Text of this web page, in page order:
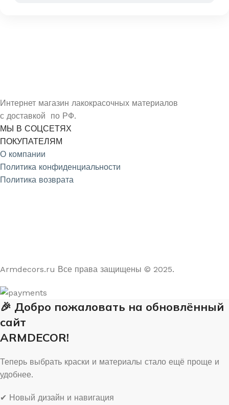
Интернет магазин лакокрасочных материалов
с доставкой по РФ.
МЫ В СОЦСЕТЯХ
ПОКУПАТЕЛЯМ
О компании
Политика конфиденциальности
Политика возврата
Armdecors.ru Все права защищены © 2025. ​
🎉 Добро пожаловать на обновлённый
сайт
ARMDECOR!
Теперь выбрать краски и материалы стало ещё проще и
удобнее.
✔ Новый дизайн и навигация